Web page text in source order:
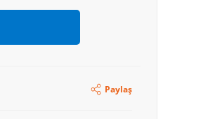
Paylaş